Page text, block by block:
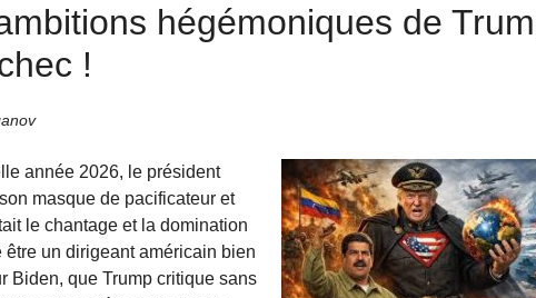
hégémoniques de
!
année 2026, le président
masque de pacificateur et
le chantage et la domination
être un dirigeant américain bien
Biden, que Trump critique sans